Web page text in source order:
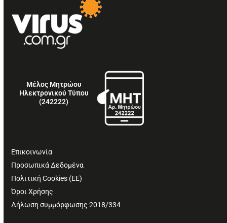
Μέλος Μητρώου
Ηλεκτρονικού Τύπου
(242222)
Επικοινωνία
Προσωπικά Δεδομένα
Πολιτική Cookies (ΕΕ)
Όροι Χρήσης
Δήλωση συμμόρφωσης 2018/334